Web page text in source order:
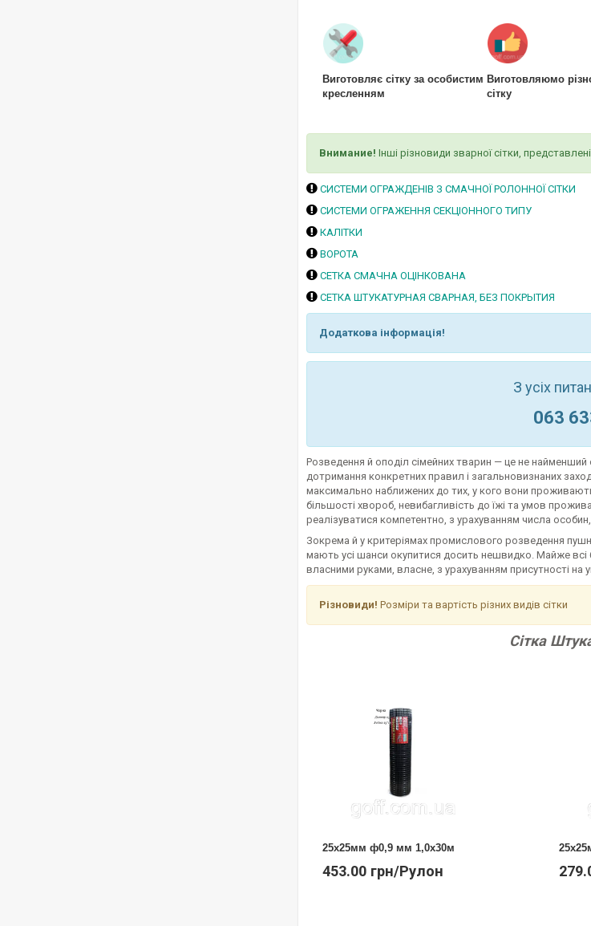
Виготовляє сітку за особистим
кресленням
Виготовляюмо
сітку
Внимание! Інші різновиди зварної сітки,
СИСТЕМИ ОГРАЖДЕНІВ З СМАЧНОЇ РОЛОННОЇ СІТКИ
СИСТЕМИ ОГРАЖЕННЯ СЕКЦІОННОГО ТИПУ
КАЛІТКИ
ВОРОТА
СЕТКА СМАЧНА ОЦІНКОВАНА
СЕТКА ШТУКАТУРНАЯ СВАРНАЯ, БЕЗ ПОКРЫТИЯ
Додаткова інформація!
З усіх
063
Розведення й оподіл сімейних тварин — це не
дотримання конкретних правил і загальновизнаних
максимально наближених до тих, у кого вони
більшості хвороб, невибагливість до їжі та умов
реалізуватися компетентно, з урахуванням числа особин,
Зокрема й у критеріямах промислового розведення
мають усі шанси окупитися досить нешвидко. Майже всі
власними руками, власне, з урахуванням присутності на
Різновиди! Розміри та вартість різних видів сітки
Сітка
25х25мм ф0,9 мм 1,0х30м
453.00 грн/Рулон